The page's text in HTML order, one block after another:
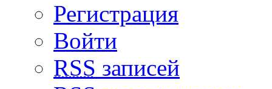
Регистрация
Войти
RSS записей